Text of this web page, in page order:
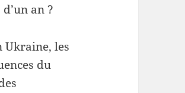
an ?
Ukraine, les
du